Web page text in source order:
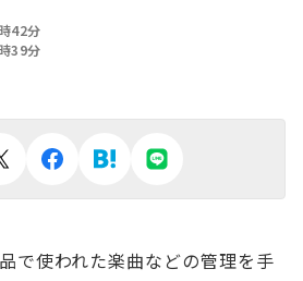
42分
39分
で使われた楽曲などの管理を手